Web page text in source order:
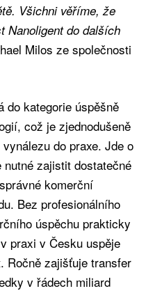
Všichni věříme, že
Nanoligent do dalších
Milos ze společnosti
do kategorie úspěšně
což je zjednodušeně
do praxe. Jde o
zajistit dostatečné
komerční
Bez profesionálního
úspěchu prakticky
praxi v Česku uspěje
Ročně zajišťuje transfer
v řádech miliard